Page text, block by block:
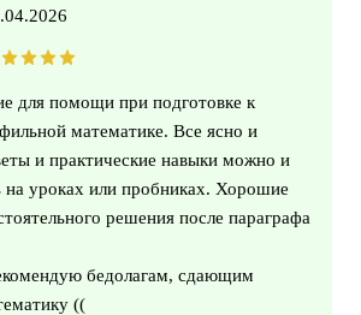
для помощи при подготовке к
математике. Все ясно и
и практические навыки можно и
на уроках или пробниках. Хорошие
решения после параграфа
бедолагам, сдающим
((